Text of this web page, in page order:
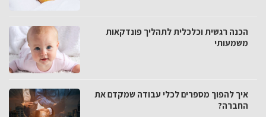
הכנה רגשית וכלכלית לתהליך פונדקאות
משמעותי
איך להפוך מספרים לכלי עבודה שמקדם את
החברה?